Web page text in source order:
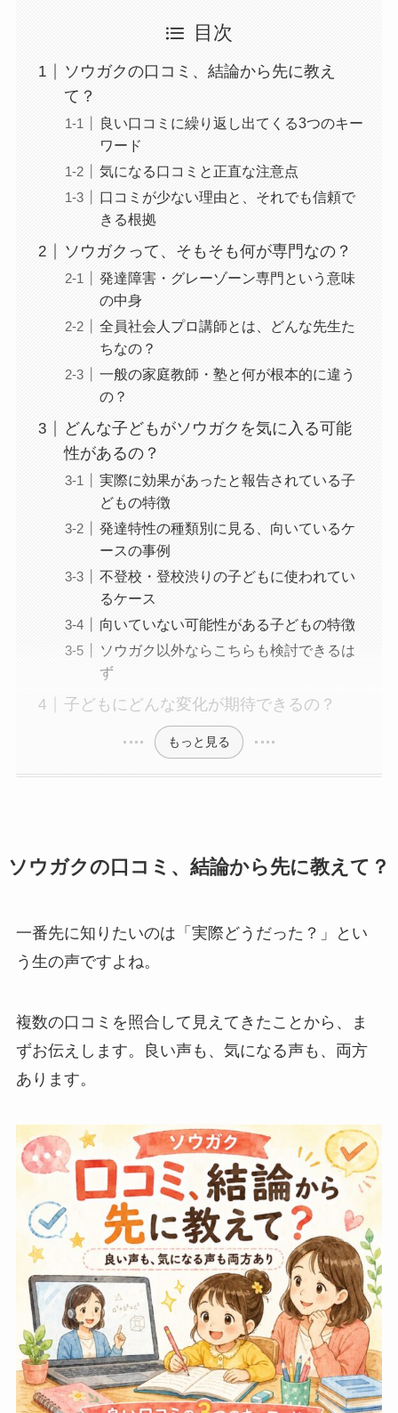
目次
ソウガクの口コミ、結論から先に教え
て？
良い口コミに繰り返し出てくる3つのキー
ワード
気になる口コミと正直な注意点
口コミが少ない理由と、それでも信頼で
きる根拠
ソウガクって、そもそも何が専門なの？
発達障害・グレーゾーン専門という意味
の中身
全員社会人プロ講師とは、どんな先生た
ちなの？
一般の家庭教師・塾と何が根本的に違う
の？
どんな子どもがソウガクを気に入る可能
性があるの？
実際に効果があったと報告されている子
どもの特徴
発達特性の種類別に見る、向いているケ
ースの事例
不登校・登校渋りの子どもに使われてい
るケース
向いていない可能性がある子どもの特徴
ソウガク以外ならこちらも検討できるは
ず
子どもにどんな変化が期待できるの？
もっと見る
ソウガクの口コミ、結論から先に教えて？
一番先に知りたいのは「実際どうだった？」とい
う生の声ですよね。
複数の口コミを照合して見えてきたことから、ま
ずお伝えします。良い声も、気になる声も、両方
あります。